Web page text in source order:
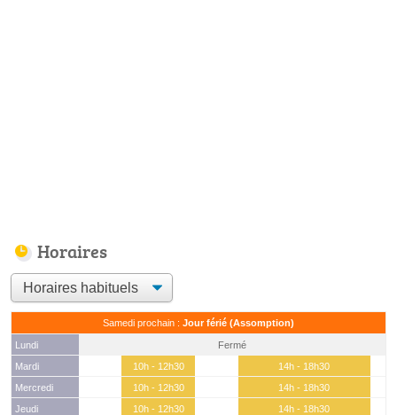
Horaires
Samedi prochain : Jour férié (Assomption)
Lundi
Fermé
Mardi
10h - 12h30
14h - 18h30
Mercredi
10h - 12h30
14h - 18h30
Jeudi
10h - 12h30
14h - 18h30